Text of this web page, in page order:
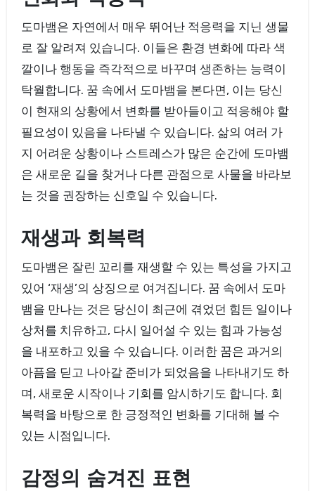
도마뱀은 자연에서 매우 뛰어난 적응력을 지닌 생물
로 잘 알려져 있습니다. 이들은 환경 변화에 따라 색
깔이나 행동을 즉각적으로 바꾸며 생존하는 능력이
탁월합니다. 꿈 속에서 도마뱀을 본다면, 이는 당신
이 현재의 상황에서 변화를 받아들이고 적응해야 할
필요성이 있음을 나타낼 수 있습니다. 삶의 여러 가
지 어려운 상황이나 스트레스가 많은 순간에 도마뱀
은 새로운 길을 찾거나 다른 관점으로 사물을 바라보
는 것을 권장하는 신호일 수 있습니다.
재생과 회복력
도마뱀은 잘린 꼬리를 재생할 수 있는 특성을 가지고
있어 ‘재생’의 상징으로 여겨집니다. 꿈 속에서 도마
뱀을 만나는 것은 당신이 최근에 겪었던 힘든 일이나
상처를 치유하고, 다시 일어설 수 있는 힘과 가능성
을 내포하고 있을 수 있습니다. 이러한 꿈은 과거의
아픔을 딛고 나아갈 준비가 되었음을 나타내기도 하
며, 새로운 시작이나 기회를 암시하기도 합니다. 회
복력을 바탕으로 한 긍정적인 변화를 기대해 볼 수
있는 시점입니다.
감정의 숨겨진 표현